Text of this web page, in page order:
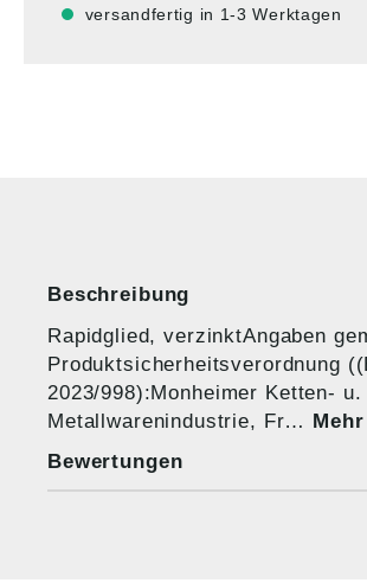
versandfertig in 1-3 Werktagen
Beschreibung
Rapidglied, verzinktAngaben
Produktsicherheitsverordnung
2023/998):Monheimer Ketten- u.
Metallwarenindustrie, Fr… Mehr
Bewertungen